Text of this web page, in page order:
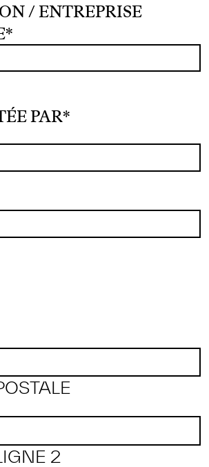
/ ENTREPRISE
*
PAR*
2